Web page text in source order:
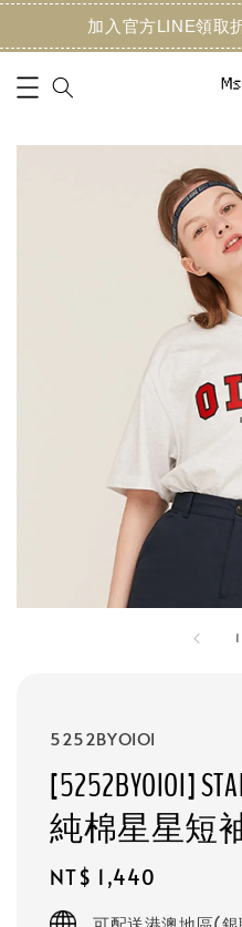
加入官方LINE領取
1
5252BYOIOI
[5252BYOIOI]
純棉星星短
Regular
price
NT$ 1,440